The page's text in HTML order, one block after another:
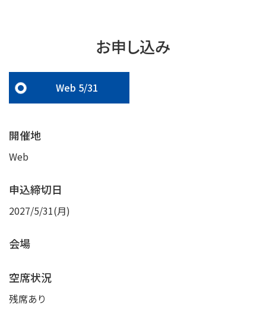
お申し込み
Web 5/31
開催地
Web
申込締切日
2027/5/31(月)
会場
空席状況
残席あり